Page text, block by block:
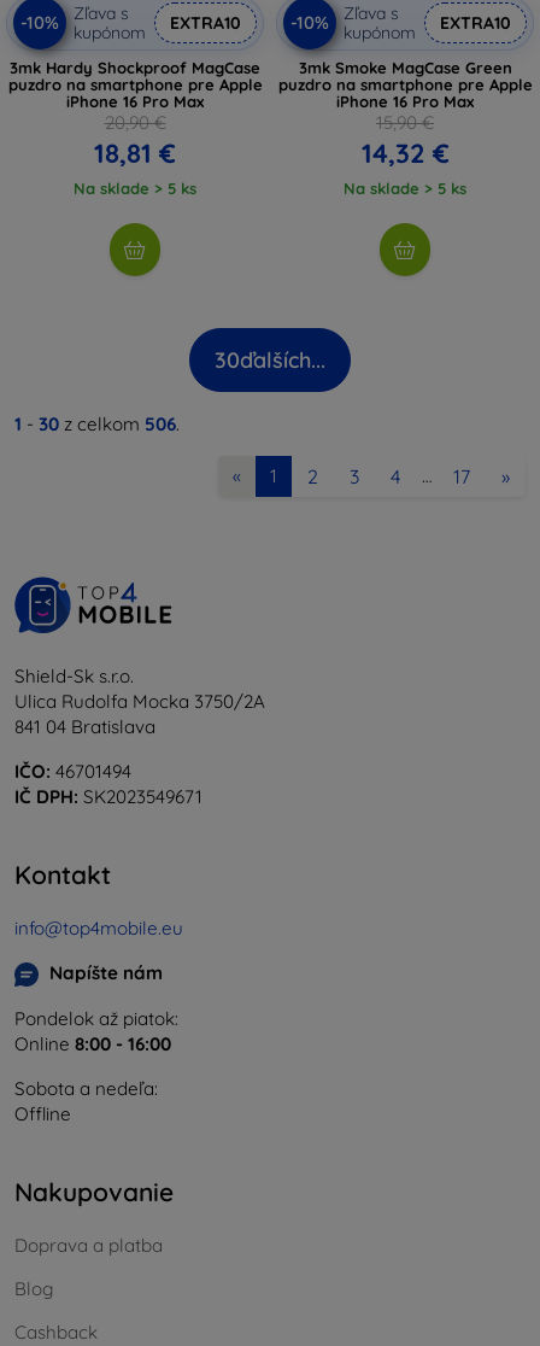
-10%
Zľava s
kupónom
EXTRA10
3mk Hardy Shockproof MagCase
puzdro na smartphone pre Apple
iPhone 16 Pro Max
20,90 €
18,81 €
Na sklade > 5 ks
-10%
Zľava s
kupónom
EXTRA10
3mk Smoke MagCase Green
puzdro na smartphone pre Apple
iPhone 16 Pro Max
15,90 €
14,32 €
Na sklade > 5 ks
30ďalších...
1 - 30 z celkom 506.
« 1 2 3 4 … 17 »
Shield-Sk s.r.o.
Ulica Rudolfa Mocka 3750/2A
841 04 Bratislava
IČO: 46701494
IČ DPH: SK2023549671
Kontakt
info@top4mobile.eu
Napíšte nám
Pondelok až piatok:
Online 8:00 - 16:00
Sobota a nedeľa:
Offline
Nakupovanie
Doprava a platba
Blog
Cashback